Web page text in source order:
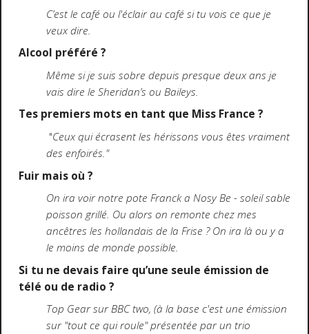
C’est le café ou l'éclair au café si tu vois ce que je
veux dire.
Alcool préféré ?
Même si je suis sobre depuis presque deux ans je
vais dire le Sheridan’s ou Baileys.
Tes premiers mots en tant que Miss France ?
"Ceux qui écrasent les hérissons vous êtes vraiment
des enfoirés."
Fuir mais où ?
On ira voir notre pote Franck a Nosy Be - soleil sable
poisson grillé. Ou alors on remonte chez mes
ancêtres les hollandais de la Frise ? On ira là ou y a
le moins de monde possible.
Si tu ne devais faire qu’une seule émission de
télé ou de radio ?
Top Gear sur BBC two, (à la base c'est une émission
sur "tout ce qui roule" présentée par un trio